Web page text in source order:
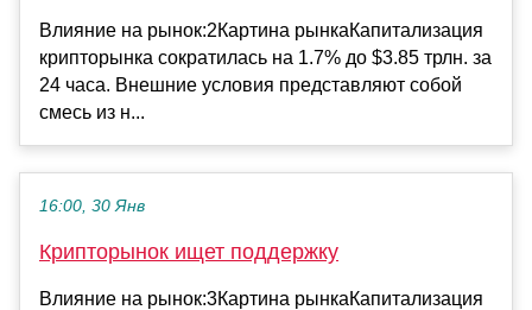
Влияние на рынок:2Картина рынкаКапитализация
крипторынка сократилась на 1.7% до $3.85 трлн. за
24 часа. Внешние условия представляют собой
смесь из н...
16:00, 30 Янв
Крипторынок ищет поддержку
Влияние на рынок:3Картина рынкаКапитализация